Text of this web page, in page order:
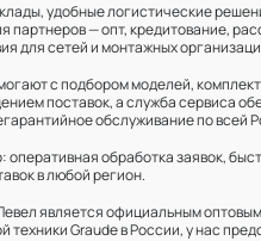
удобные логистические
партнеров — опт, кредитование,
для сетей и монтажных
с подбором моделей,
поставок, а служба сервиса
обслуживание по всей
обработка заявок,
в любой регион.
является официальным оптовым
техники Graude в России, у нас